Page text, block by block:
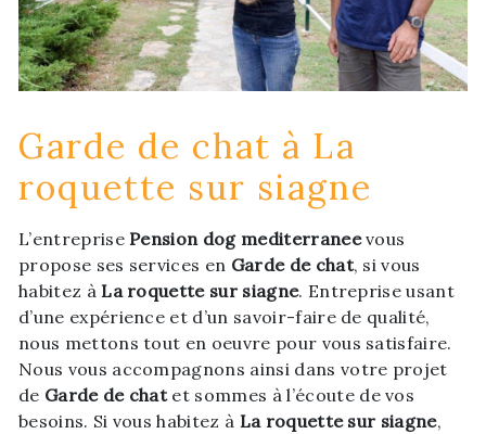
Garde de chat à La
roquette sur siagne
L’entreprisePension dog mediterraneevous
propose ses services en Garde de chat, si vous
habitez àLa roquette sur siagne. Entreprise usant
d’une expérience et d’un savoir-faire de qualité,
nous mettons tout en oeuvre pour vous satisfaire.
Nous vous accompagnons ainsi dans votre projet
de Garde de chatet sommes à l’écoute de vos
besoins. Si vous habitez à La roquette sur siagne,